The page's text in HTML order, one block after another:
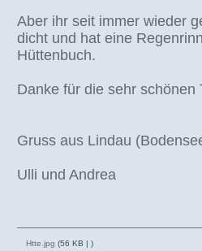
Aber ihr seit immer wieder
dicht und hat eine
Hüttenbuch.
Danke für die sehr schönen
Gruss aus Lindau
Ulli und Andrea
Htte.jpg (56 KB | )